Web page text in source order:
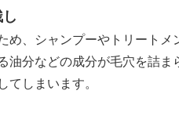
め、シャンプーやトリート
油分などの成分が毛穴を詰ま
しまいます。